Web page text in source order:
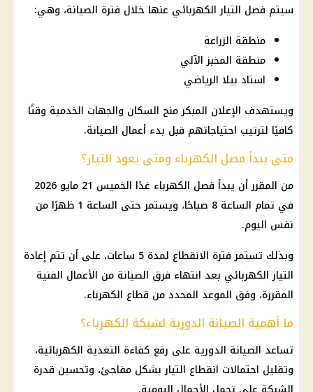
سيتم فصل التيار الكهربائي عنها خلال فترة الصيانة، وهي:
منطقة الزراعة
منطقة المخبز الآلي
استاد بيلا الرياضي
ويستهدف الإعلان المبكر منح السكان والجهات الخدمية وقتًا
كافيًا لترتيب احتياجاتهم قبل بدء أعمال الصيانة.
متى يبدأ فصل الكهرباء ومتى يعود التيار؟
من المقرر أن يبدأ فصل الكهرباء غدًا الخميس 21 مايو 2026
في تمام الساعة 8 صباحًا، ويستمر حتى الساعة 1 ظهرًا من
نفس اليوم.
وبذلك تستمر فترة الانقطاع لمدة 5 ساعات، على أن تتم إعادة
التيار الكهربائي بعد انتهاء فرق الصيانة من الأعمال الفنية
المقررة، وفق الموعد المحدد من قطاع الكهرباء.
ما أهمية الصيانة الدورية لشبكة الكهرباء؟
تساعد الصيانة الدورية على رفع كفاءة التغذية الكهربائية،
وتقليل احتمالات انقطاع التيار بشكل مفاجئ، وتحسين قدرة